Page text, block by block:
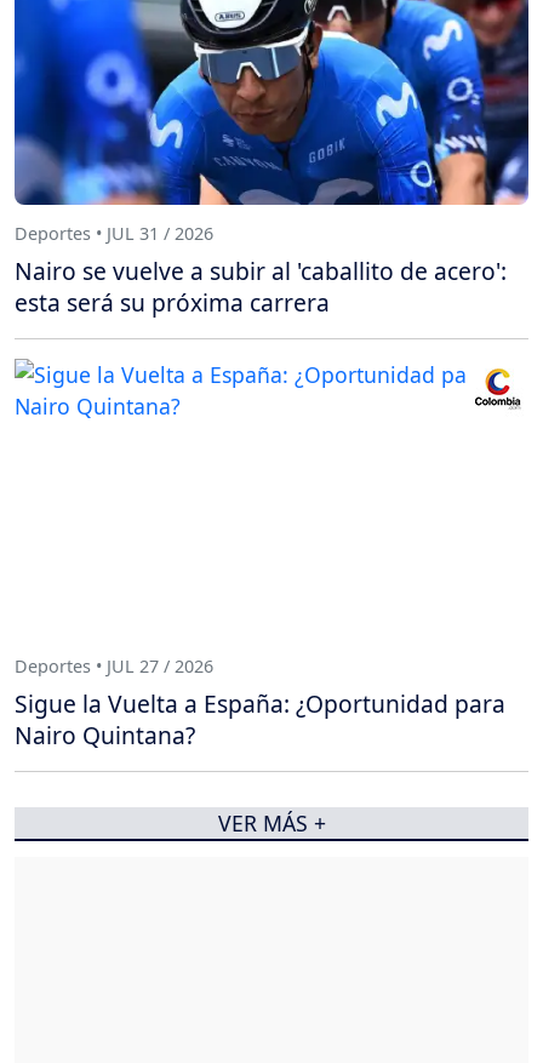
Deportes • JUL 31 / 2026
Nairo se vuelve a subir al 'caballito de acero':
esta será su próxima carrera
Deportes • JUL 27 / 2026
Sigue la Vuelta a España: ¿Oportunidad para
Nairo Quintana?
VER MÁS +